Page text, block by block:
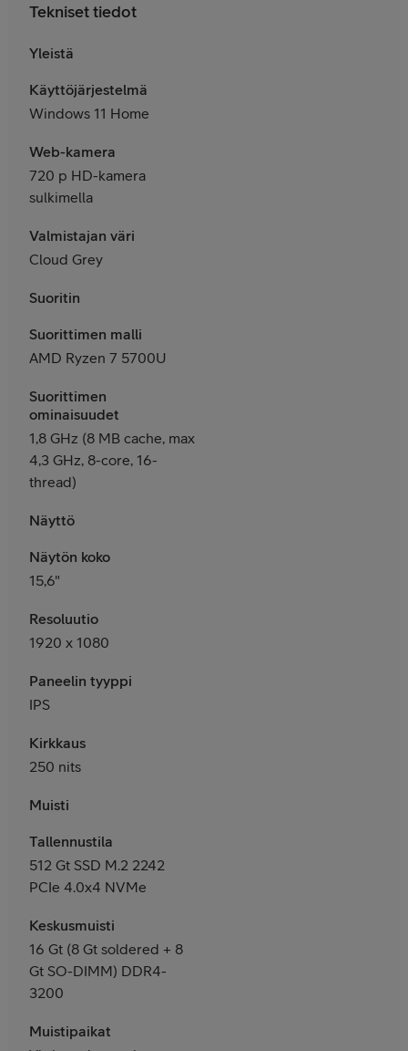
Tekniset tiedot
Yleistä
Käyttöjärjestelmä
Windows 11 Home
Web-kamera
720 p HD-kamera
sulkimella
Valmistajan väri
Cloud Grey
Suoritin
Suorittimen malli
AMD Ryzen 7 5700U
Suorittimen
ominaisuudet
1,8 GHz (8 MB cache, max
4,3 GHz, 8-core, 16-
thread)
Näyttö
Näytön koko
15,6"
Resoluutio
1920 x 1080
Paneelin tyyppi
IPS
Kirkkaus
250 nits
Muisti
Tallennustila
512 Gt SSD M.2 2242
PCIe 4.0x4 NVMe
Keskusmuisti
16 Gt (8 Gt soldered + 8
Gt SO-DIMM) DDR4-
3200
Muistipaikat